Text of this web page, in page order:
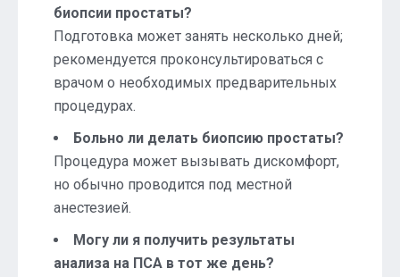
биопсии простаты?
Подготовка может занять несколько дней;
рекомендуется проконсультироваться с
врачом о необходимых предварительных
процедурах.
Больно ли делать биопсию простаты?
Процедура может вызывать дискомфорт,
но обычно проводится под местной
анестезией.
Могу ли я получить результаты
анализа на ПСА в тот же день?